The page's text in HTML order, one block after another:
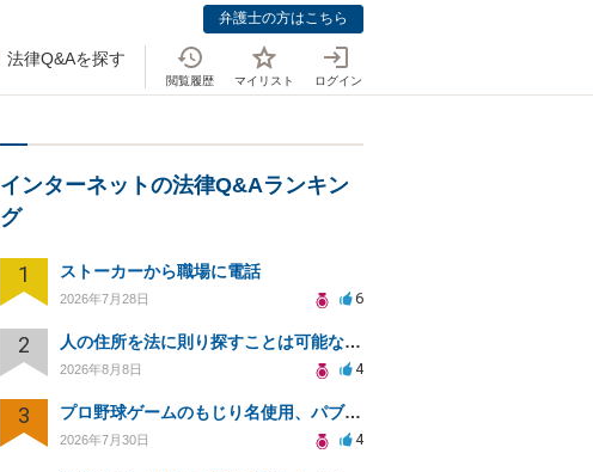
弁護士の方はこちら
法律Q&Aを探す
閲覧履歴 マイリスト ログイン
インターネットの法律Q&Aランキン
グ
1 ストーカーから職場に電話
2026年7月28日 6
2 人の住所を法に則り探すことは可能なのか？
2026年8月8日 4
3 プロ野球ゲームのもじり名使用、パブリシティ権の影響は？
2026年7月30日 4